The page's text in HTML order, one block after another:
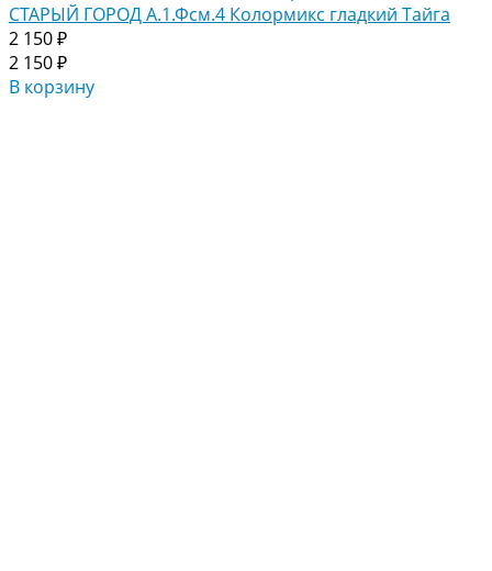
СТАРЫЙ ГОРОД А.1.Фсм.4 Колормикс гладкий Тайга
2 150 ₽
2 150 ₽
В корзину